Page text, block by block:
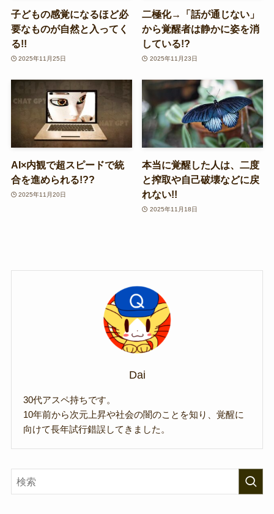
子どもの感覚になるほど必
要なものが自然と入ってく
る!!
2025年11月25日
二極化→「話が通じない」
から覚醒者は静かに姿を消
している!?
2025年11月23日
AI×内観で超スピードで統
合を進められる!??
2025年11月20日
本当に覚醒した人は、二度
と搾取や自己破壊などに戻
れない!!
2025年11月18日
Dai
30代アスペ持ちです。
10年前から次元上昇や社会の闇のことを知り、覚醒に
向けて長年試行錯誤してきました。